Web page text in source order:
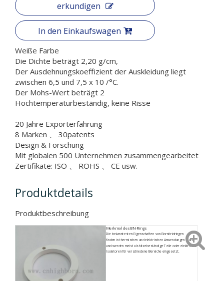
erkundigen
In den Einkaufswagen
Weiße Farbe
Die Dichte beträgt 2,20 g/cm,
Der Ausdehnungskoeffizient der Auskleidung liegt
zwischen 6,5 und 7,5 x 10 /°C.
Der Mohs-Wert beträgt 2
Hochtemperaturbeständig, keine Risse
20 Jahre Exporterfahrung
8 Marken 、 30patents
Design & Forschung
Mit globalen 500 Unternehmen zusammengearbeitet
Zertifikate: ISO 、 ROHS 、 CE usw.
Produktdetails
Produktbeschreibung
Merkmal des BN-Rings
Die bekanntesten Eigenschaften von Bornitridringen
finden in thermischen und elektrischen Anwendungen statt
und werden meist als hitzebeständige Teile oder elektrische
Isolatoren für verschiedene Bereiche eingesetzt.